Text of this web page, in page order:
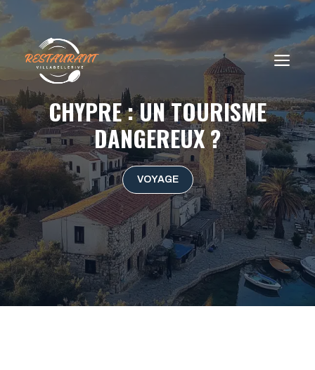
contenu
CHYPRE : UN TOURISME
DANGEREUX ?
VOYAGE